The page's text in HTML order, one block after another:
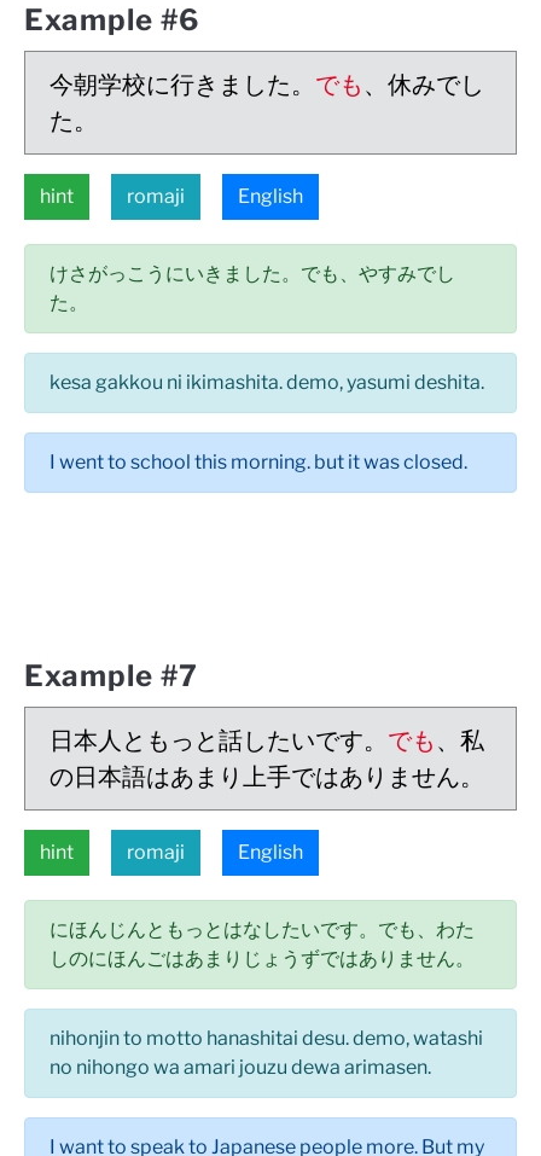
Example #6
今朝学校に行きました。 でも 、休みでし
た。
hint romaji English
けさがっこうにいきました。でも、やすみでし
た。
kesa gakkou ni ikimashita. demo, yasumi deshita.
I went to school this morning. but it was closed.
Example #7
日本人ともっと話したいです。 でも 、私
の日本語はあまり上手ではありません。
hint romaji English
にほんじんともっとはなしたいです。でも、わた
しのにほんごはあまりじょうずではありません。
nihonjin to motto hanashitai desu. demo, watashi
no nihongo wa amari jouzu dewa arimasen.
I want to speak to Japanese people more. But my